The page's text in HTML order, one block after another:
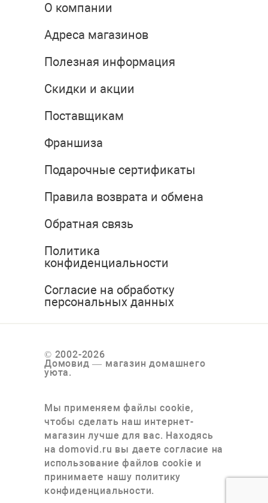
О компании
Адреса магазинов
Полезная информация
Скидки и акции
Поставщикам
Франшиза
Подарочные сертификаты
Правила возврата и обмена
Обратная связь
Политика
конфиденциальности
Согласие на обработку
персональных данных
© 2002-2026
Домовид — магазин домашнего
уюта.
Мы применяем файлы cookie,
чтобы сделать наш интернет-
магазин лучше для вас. Находясь
на domovid.ru вы даете согласие на
использование файлов cookie и
принимаете нашу политику
конфиденциальности.